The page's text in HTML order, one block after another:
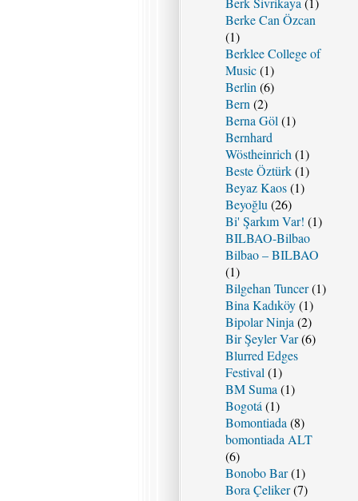
Berke Can Özcan
(1)
Berklee College of
Music(1)
Berlin (6)
Bern (2)
Berna Göl (1)
Bernhard
Wöstheinrich (1)
Beste Öztürk(1)
Beyaz Kaos(1)
Beyoğlu (26)
Bi' Şarkım Var! (1)
BILBAO-Bilbao
Bilbao – BILBAO
(1)
Bilgehan Tuncer(1)
Bina Kadıköy(1)
Bipolar Ninja (2)
Bir Şeyler Var(6)
Blurred Edges
Festival (1)
BM Suma (1)
Bogotá (1)
Bomontiada (8)
bomontiada ALT
(6)
Bonobo Bar(1)
Bora Çeliker(7)